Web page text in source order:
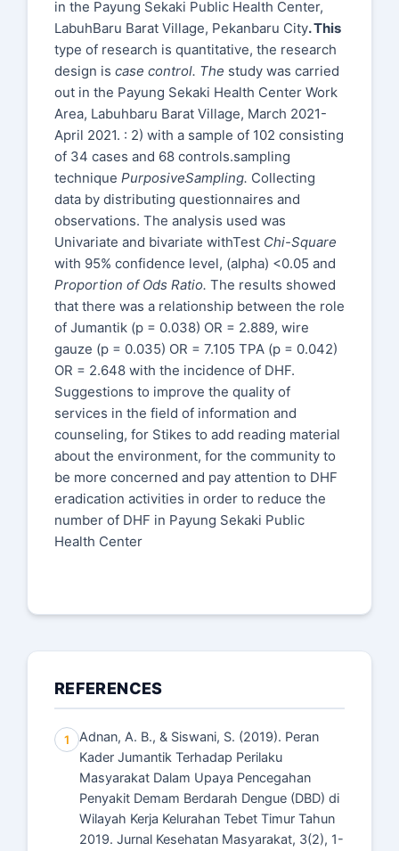
in the Payung Sekaki Public Health Center,
LabuhBaru Barat Village, Pekanbaru City. This
type of research is quantitative, the research
design is case control. The study was carried
out in the Payung Sekaki Health Center Work
Area, Labuhbaru Barat Village, March 2021-
April 2021. : 2) with a sample of 102 consisting
of 34 cases and 68 controls.sampling
technique PurposiveSampling. Collecting
data by distributing questionnaires and
observations. The analysis used was
Univariate and bivariate withTest Chi-Square
with 95% confidence level, (alpha) <0.05 and
Proportion of Ods Ratio. The results showed
that there was a relationship between the role
of Jumantik (p = 0.038) OR = 2.889, wire
gauze (p = 0.035) OR = 7.105 TPA (p = 0.042)
OR = 2.648 with the incidence of DHF.
Suggestions to improve the quality of
services in the field of information and
counseling, for Stikes to add reading material
about the environment, for the community to
be more concerned and pay attention to DHF
eradication activities in order to reduce the
number of DHF in Payung Sekaki Public
Health Center
REFERENCES
1
Adnan, A. B., & Siswani, S. (2019). Peran
Kader Jumantik Terhadap Perilaku
Masyarakat Dalam Upaya Pencegahan
Penyakit Demam Berdarah Dengue (DBD) di
Wilayah Kerja Kelurahan Tebet Timur Tahun
2019. Jurnal Kesehatan Masyarakat, 3(2), 1-